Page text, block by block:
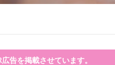
告を掲載させています。